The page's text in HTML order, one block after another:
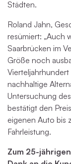
Städten.
Roland Jahn,
resümiert: „Auch
Saarbrücken im
Größe noch
nachhaltige
Untersuchung
bestätigt den
eigenen Auto bis
Fahrleistung.
Zum 25-